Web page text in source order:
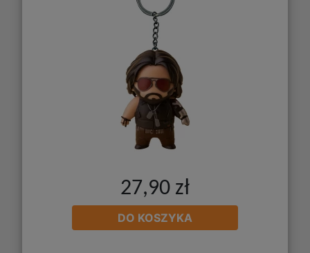
27,90 zł
DO KOSZYKA